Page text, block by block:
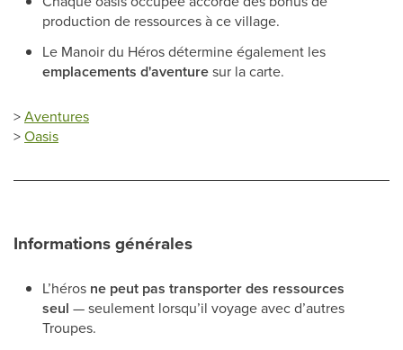
production de ressources à ce village.
Le Manoir du Héros détermine également les
emplacements d'aventuresur la carte.
>Aventures
>Oasis
Informations générales
L’héros ne peut pas transporter des ressources
seul — seulement lorsqu’il voyage avec d’autres
Troupes.